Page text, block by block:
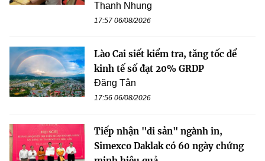
Thanh Nhung
17:57 06/08/2026
Lào Cai siết kiểm tra, tăng tốc để
kinh tế số đạt 20% GRDP
Đăng Tân
17:56 06/08/2026
Tiếp nhận "di sản" ngành in,
Simexco Daklak có 60 ngày chứng